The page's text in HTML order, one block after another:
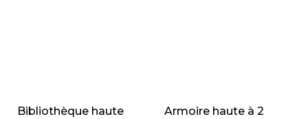
Bibliothèque haute
Armoire haute à 2